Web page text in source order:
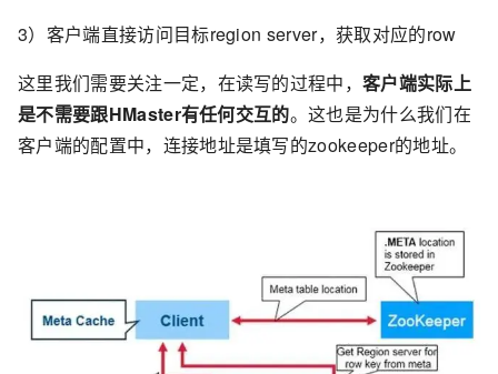
3）客户端直接访问目标region server，获取对应的row
这里我们需要关注一定，在读写的过程中，客户端实际上
是不需要跟HMaster有任何交互的。这也是为什么我们在
客户端的配置中，连接地址是填写的zookeeper的地址。